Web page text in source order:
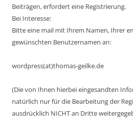
Beiträgen, erfordert eine Registrierung.
Bei Interesse:
Bitte eine mail mit Ihrem Namen, Ihrer
gewünschten Benutzernamen an:
wordpress(at)thomas-geilke.de
(Die von Ihnen hierbei eingesandten
natürlich nur für die Bearbeitung der
ausdrücklich NICHT an Dritte